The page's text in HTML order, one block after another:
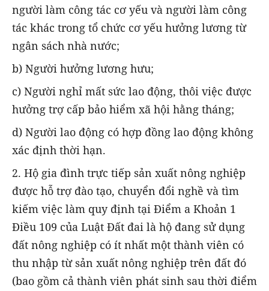
người làm công tác cơ yếu và người làm công
tác khác trong tổ chức cơ yếu hưởng lương từ
ngân sách nhà nước;
b) Người hưởng lương hưu;
c) Người nghỉ mất sức lao động, thôi việc được
hưởng trợ cấp bảo hiểm xã hội hằng tháng;
d) Người lao động có hợp đồng lao động không
xác định thời hạn.
2. Hộ gia đình trực tiếp sản xuất nông nghiệp
được hỗ trợ đào tạo, chuyển đổi nghề và tìm
kiếm việc làm quy định tại Điểm a Khoản 1
Điều 109 của Luật Đất đai là hộ đang sử dụng
đất nông nghiệp có ít nhất một thành viên có
thu nhập từ sản xuất nông nghiệp trên đất đó
(bao gồm cả thành viên phát sinh sau thời điểm